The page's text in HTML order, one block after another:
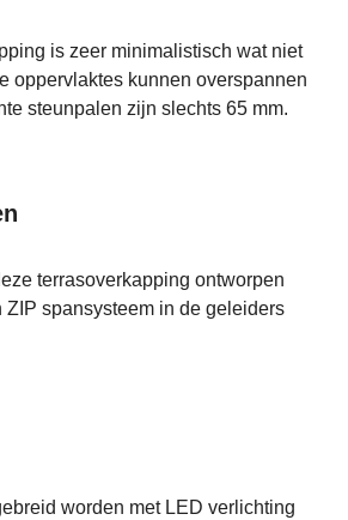
is zeer minimalistisch wat niet
oppervlaktes kunnen overspannen
steunpalen zijn slechts 65 mm.
terrasoverkapping ontworpen
ZIP spansysteem in de geleiders
worden met LED verlichting